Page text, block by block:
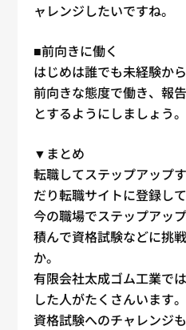
ャレンジしたいですね。
■前向きに働く
はじめは誰でも未経験か
前向きな態度で働き、報
とするようにしましょう。
▼まとめ
転職してステップアップ
だり転職サイトに登録し
今の職場でステップアッ
積んで資格試験などに挑
か。
有限会社太成ゴム工業で
した人がたくさんいます。
資格試験へのチャレンジ